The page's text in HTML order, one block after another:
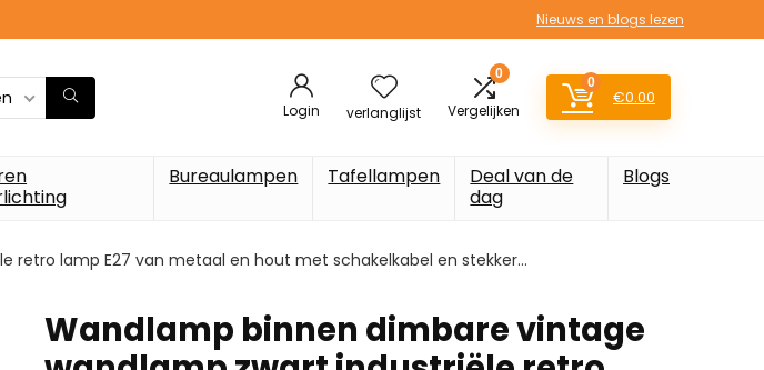
Nieuws en blogs lezen
Login verlanglijst
0
Vergelijken
0
€0.00
Bureaulampen Tafellampen
Deal van de
dag
Blogs
retro lamp E27 van metaal en hout met schakelkabel en stekker…
Wandlamp binnen dimbare vintage